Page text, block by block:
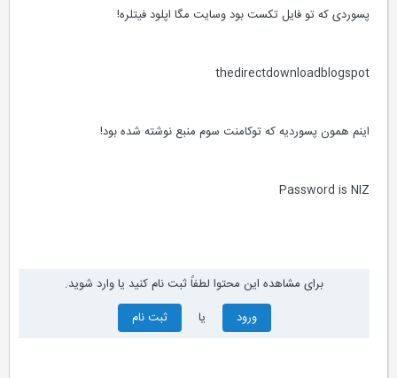
پسوردی که تو فایل تکست بود وسایت مگا اپلود فیتلره!
thedirectdownloadblogspot
اینم همون پسوردیه که توکامنت سوم منبع نوشته شده بود!
Password is NIZ
برای مشاهده این محتوا لطفاً ثبت نام کنید یا وارد شوید.
ورود
ثبت نام